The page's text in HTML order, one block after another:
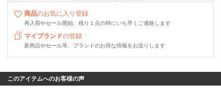
商品のお気に入り登録
再入荷やセール開始、残り１点の時にいち早くご連絡します
マイブランドの登録
新商品やセール等、ブランドのお得な情報をお送りします
このアイテムへのお客様の声